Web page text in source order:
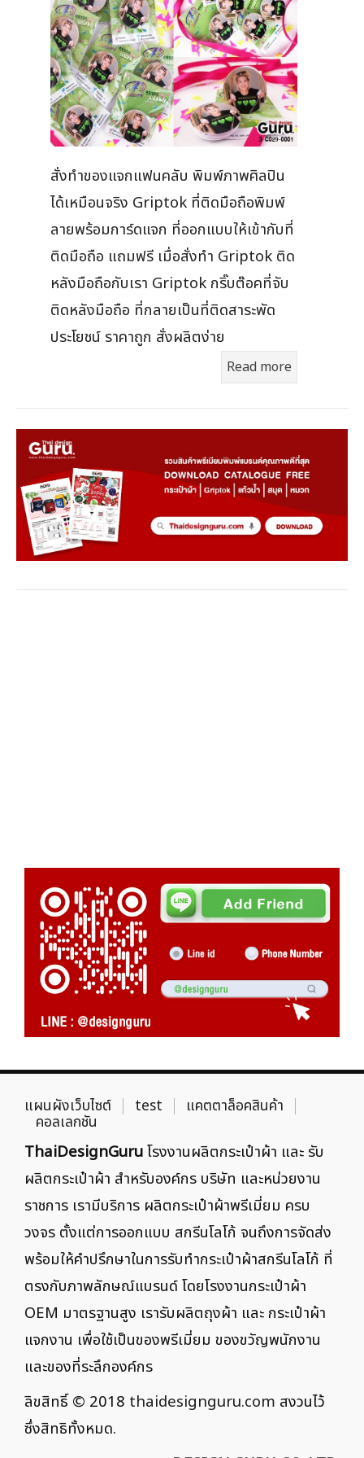
สั่งทำของแจกแฟนคลับ พิมพ์ภาพศิลปิน
ได้เหมือนจริง Griptok ที่ติดมือถือพิมพ์
ลายพร้อมการ์ดแจก ที่ออกแบบให้เข้ากับที่
ติดมือถือ แถมฟรี เมื่อสั่งทำ Griptok ติด
หลังมือถือกับเรา Griptok กริ๊บต๊อคที่จับ
ติดหลังมือถือ ที่กลายเป็นที่ติดสาระพัด
ประโยชน์ ราคาถูก สั่งผลิตง่าย
Read more
แผนผังเว็บไซต์ test แคตตาล็อคสินค้า
คอลเลกชัน
ThaiDesignGuruโรงงานผลิตกระเป๋าผ้า และ รับ
ผลิตกระเป๋าผ้า สำหรับองค์กร บริษัท และหน่วยงาน
ราชการ เรามีบริการ ผลิตกระเป๋าผ้าพรีเมี่ยม ครบ
วงจร ตั้งแต่การออกแบบ สกรีนโลโก้ จนถึงการจัดส่ง
พร้อมให้คำปรึกษาในการรับทำกระเป๋าผ้าสกรีนโลโก้ ที่
ตรงกับภาพลักษณ์แบรนด์ โดยโรงงานกระเป๋าผ้า
OEM มาตรฐานสูง เรารับผลิตถุงผ้า และ กระเป๋าผ้า
แจกงาน เพื่อใช้เป็นของพรีเมี่ยม ของขวัญพนักงาน
และของที่ระลึกองค์กร
ลิขสิทธิ์ © 2018 thaidesignguru.com สงวนไว้
ซึ่งสิทธิทั้งหมด.